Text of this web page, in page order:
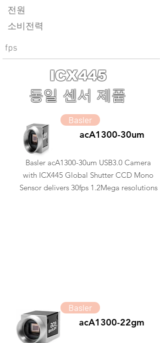
전원
소비전력
fps
ICX445
동일 센서 제품
Basler
acA1300-30um
Basler acA1300-30um USB3.0 Camera
with ICX445 Global Shutter CCD Mono
Sensor delivers 30fps 1.2Mega resolutions
Basler
acA1300-22gm